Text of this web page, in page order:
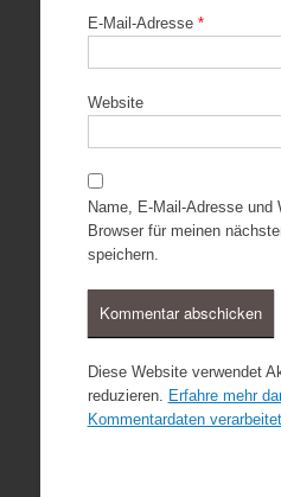
E-Mail-Adresse *
Website
Name, E-Mail-Adresse und
Browser für meinen
speichern.
Diese Website verwendet
reduzieren. Erfahre mehr
Kommentardaten